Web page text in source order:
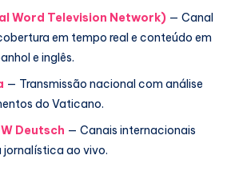
Word Television Network) — Canal
em tempo real e conteúdo em
e inglês.
— Transmissão nacional com análise
do Vaticano.
Deutsch — Canais internacionais
ao vivo.